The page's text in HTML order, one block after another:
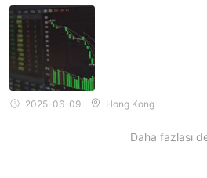
2025-06-09 Hong Kong
Daha fazlası